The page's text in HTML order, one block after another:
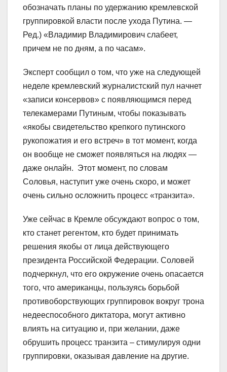
обозначать планы по удержанию кремлевской
группировкой власти после ухода Путина. —
Ред.) «Владимир Владимирович слабеет,
причем не по дням, а по часам».
Эксперт сообщил о том, что уже на следующей
неделе кремлевский журналистский пул начнет
«записи консервов» с появляющимся перед
телекамерами Путиным, чтобы показывать
«якобы свидетельство крепкого путинского
рукопожатия и его встреч» в тот момент, когда
он вообще не сможет появляться на людях —
даже онлайн. Этот момент, по словам
Соловья, наступит уже очень скоро, и может
очень сильно осложнить процесс «транзита».
Уже сейчас в Кремле обсуждают вопрос о том,
кто станет регентом, кто будет принимать
решения якобы от лица действующего
президента Российской Федерации. Соловей
подчеркнул, что его окружение очень опасается
того, что американцы, пользуясь борьбой
противоборствующих группировок вокруг трона
недееспособного диктатора, могут активно
влиять на ситуацию и, при желании, даже
обрушить процесс транзита – стимулируя одни
группировки, оказывая давление на другие.